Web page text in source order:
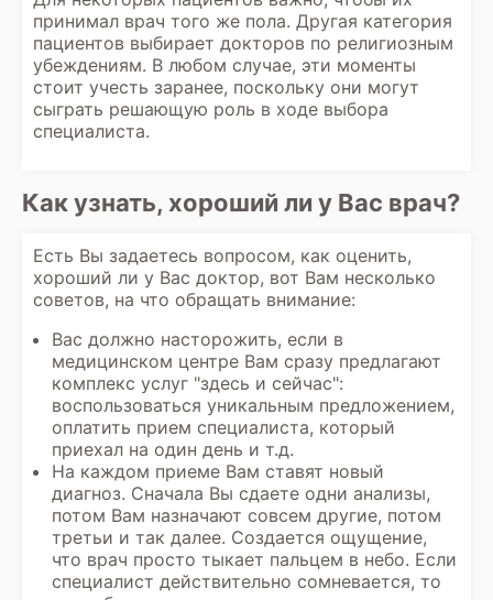
принимал врач того же пола. Другая категория
пациентов выбирает докторов по религиозным
убеждениям. В любом случае, эти моменты
стоит учесть заранее, поскольку они могут
сыграть решающую роль в ходе выбора
специалиста.
Как узнать, хороший ли у Вас врач?
Есть Вы задаетесь вопросом, как оценить,
хороший ли у Вас доктор, вот Вам несколько
советов, на что обращать внимание:
Вас должно насторожить, если в
медицинском центре Вам сразу предлагают
комплекс услуг "здесь и сейчас":
воспользоваться уникальным предложением,
оплатить прием специалиста, который
приехал на один день и т.д.
На каждом приеме Вам ставят новый
диагноз. Сначала Вы сдаете одни анализы,
потом Вам назначают совсем другие, потом
третьи и так далее. Создается ощущение,
что врач просто тыкает пальцем в небо. Если
специалист действительно сомневается, то